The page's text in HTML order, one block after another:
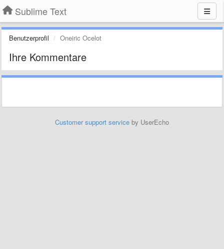
Sublime Text
Benutzerprofil Oneiric Ocelot
Ihre Kommentare
Customer support service by UserEcho